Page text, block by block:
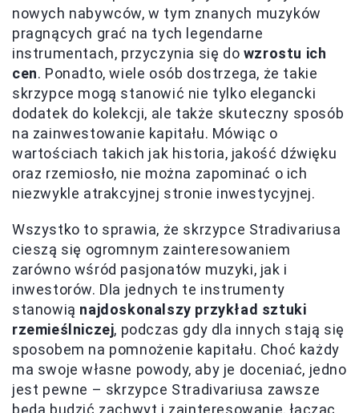
nowych nabywców, w tym znanych muzyków
pragnących grać na tych legendarne
instrumentach, przyczynia się do wzrostu ich
cen. Ponadto, wiele osób dostrzega, że takie
skrzypce mogą stanowić nie tylko elegancki
dodatek do kolekcji, ale także skuteczny sposób
na zainwestowanie kapitału. Mówiąc o
wartościach takich jak historia, jakość dźwięku
oraz rzemiosło, nie można zapominać o ich
niezwykle atrakcyjnej stronie inwestycyjnej.
Wszystko to sprawia, że skrzypce Stradivariusa
cieszą się ogromnym zainteresowaniem
zarówno wśród pasjonatów muzyki, jak i
inwestorów. Dla jednych te instrumenty
stanowią najdoskonalszy przykład sztuki
rzemieślniczej, podczas gdy dla innych stają się
sposobem na pomnożenie kapitału. Choć każdy
ma swoje własne powody, aby je doceniać, jedno
jest pewne – skrzypce Stradivariusa zawsze
będą budzić zachwyt i zainteresowanie, łącząc